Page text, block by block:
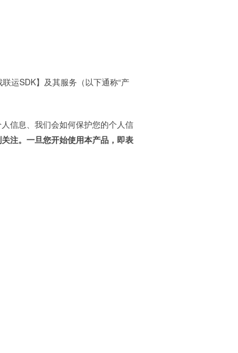
运SDK】及其服务（以下通称“产
信息、我们会如何保护您的个人信
注。一旦您开始使用本产品，即表